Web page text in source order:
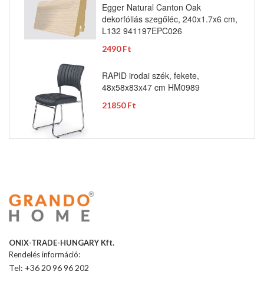
Egger Natural Canton Oak
dekorfóliás szegőléc, 240x1.7x6 cm,
L132 941197EPC026
2490 Ft
RAPID irodai szék, fekete,
48x58x83x47 cm HM0989
21850 Ft
ONIX-TRADE-HUNGARY Kft.
Rendelés információ:
Tel: +36 20 96 96 202